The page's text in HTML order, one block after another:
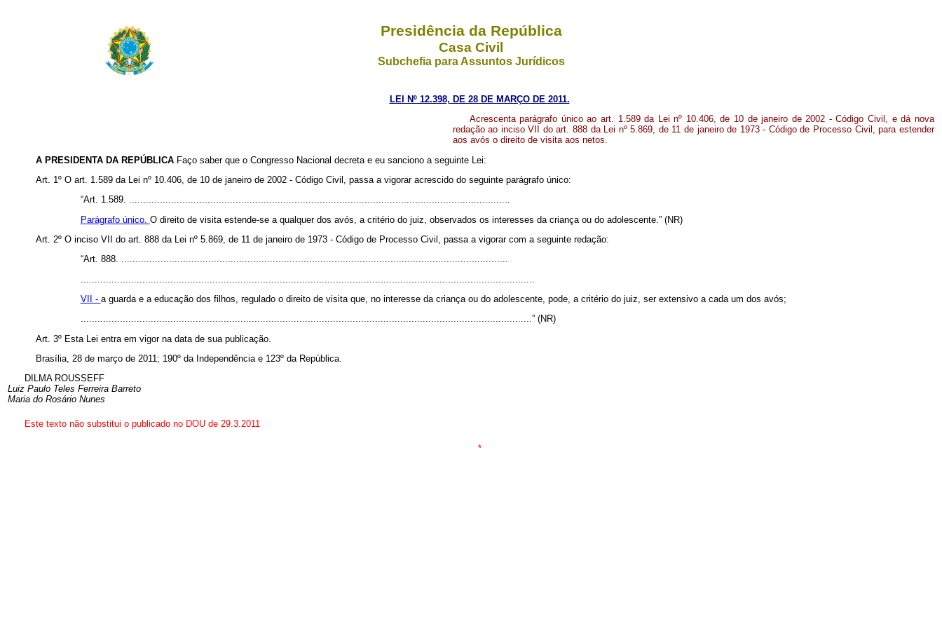
Presidência da República
Casa Civil
Subchefia para Assuntos Jurídicos
LEI Nº 12.398, DE 28 DE MARÇO DE 2011.
Acrescenta parágrafo único ao art. 1.589 da Lei nº 10.406, de 10 de janeiro de 2002 - Código Civil, e dá nova
redação ao inciso VII do art. 888 da Lei nº 5.869, de 11 de janeiro de 1973 - Código de Processo Civil, para estender
aos avós o direito de visita aos netos.
A PRESIDENTA DA REPÚBLICA Faço saber que o Congresso Nacional decreta e eu sanciono a seguinte Lei:
Art. 1º O art. 1.589 da Lei nº 10.406, de 10 de janeiro de 2002 - Código Civil, passa a vigorar acrescido do seguinte parágrafo único:
“Art. 1.589. ........................................................................................................................................
Parágrafo único. O direito de visita estende-se a qualquer dos avós, a critério do juiz, observados os interesses da criança ou do adolescente.” (NR)
Art. 2º O inciso VII do art. 888 da Lei nº 5.869, de 11 de janeiro de 1973 - Código de Processo Civil, passa a vigorar com a seguinte redação:
“Art. 888. ..........................................................................................................................................
VII - a guarda e a educação dos filhos, regulado o direito de visita que, no interesse da criança ou do adolescente, pode, a critério do juiz, ser extensivo a cada um dos avós;
.................................................................................................................................................................” (NR)
Art. 3º Esta Lei entra em vigor na data de sua publicação.
Brasília, 28 de março de 2011; 190º da Independência e 123º da República.
DILMA ROUSSEFF
Luiz Paulo Teles Ferreira Barreto
Maria do Rosário Nunes
Este texto não substitui o publicado no DOU de 29.3.2011
*